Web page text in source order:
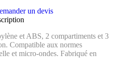
un devis
et ABS, 2 compartiments et 3
Compatible aux normes
et micro-ondes. Fabriqué en